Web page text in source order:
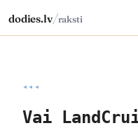
dodies.lv/raksti
◂◂◂
Vai